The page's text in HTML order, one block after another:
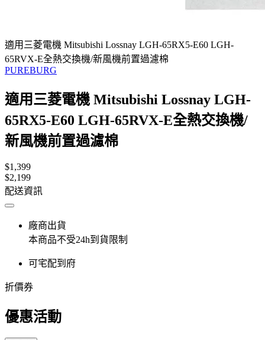
適用三菱電機 Mitsubishi Lossnay LGH-65RX5-E60 LGH-
65RVX-E全熱交換機/新風機前置過濾棉
PUREBURG
適用三菱電機 Mitsubishi Lossnay LGH-
65RX5-E60 LGH-65RVX-E全熱交換機/
新風機前置過濾棉
$1,399
$2,199
配送資訊
廠商出貨
本商品不受24h到貨限制
可宅配到府
折價券
優惠活動